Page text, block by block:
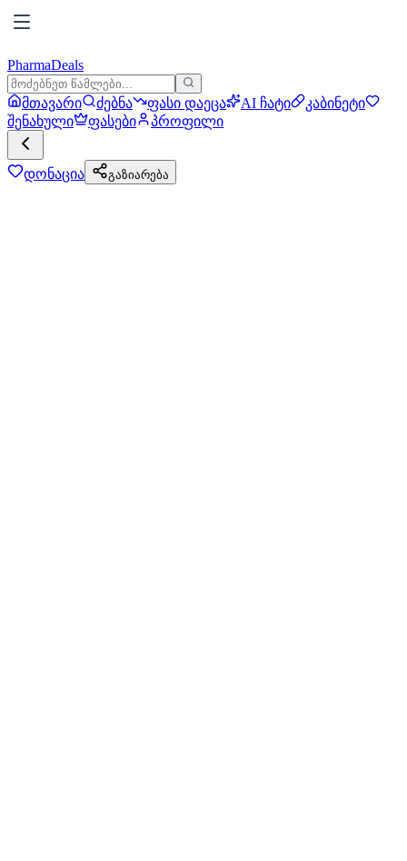
PharmaDeals
მთავარი ძებნა ფასი დაეცა AI ჩატი
კაბინეტი
შენახული
ფასები პროფილი
დონაცია გაზიარება